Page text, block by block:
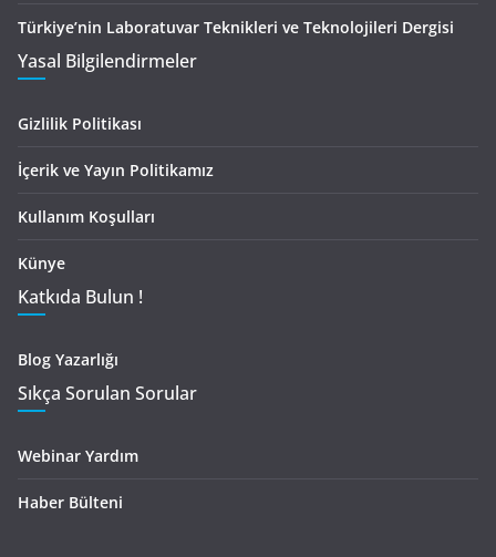
Türkiye’nin Laboratuvar Teknikleri ve Teknolojileri Dergisi
Yasal Bilgilendirmeler
Gizlilik Politikası
İçerik ve Yayın Politikamız
Kullanım Koşulları
Künye
Katkıda Bulun !
Blog Yazarlığı
Sıkça Sorulan Sorular
Webinar Yardım
Haber Bülteni